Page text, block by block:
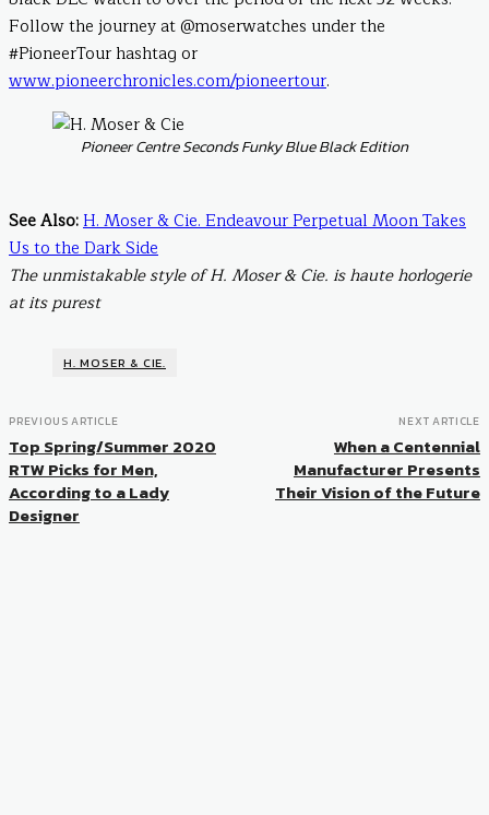
Follow the journey at @moserwatches under the
#PioneerTour hashtag or
www.pioneerchronicles.com/pioneertour.
Pioneer Centre Seconds Funky Blue Black Edition
See Also:H. Moser & Cie. Endeavour Perpetual Moon Takes
Us to the Dark Side
The unmistakable style of H. Moser & Cie. is haute horlogerie
at its purest
H. MOSER & CIE.
PREVIOUS ARTICLE
Top Spring/Summer 2020
RTW Picks for Men,
According to a Lady
Designer
NEXT ARTICLE
When a Centennial
Manufacturer Presents
Their Vision of the Future